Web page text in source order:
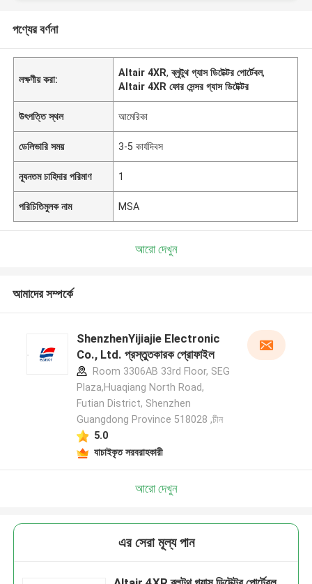
পণ্যের বর্ণনা
লক্ষণীয় করা:
Altair 4XR,ব্লুটুথ গ্যাস ডিটেক্টর পোর্টেবল,
Altair 4XR ফোর সেন্সর গ্যাস ডিটেক্টর
উৎপত্তি স্থল আমেরিকা
ডেলিভারি সময় 3-5 কার্যদিবস
ন্যূনতম চাহিদার পরিমাণ 1
পরিচিতিমুলক নাম MSA
আরো দেখুন
আমাদের সম্পর্কে
ShenzhenYijiajie Electronic
Co., Ltd. প্রস্তুতকারক প্রোফাইল
Room 3306AB 33rd Floor, SEG
Plaza,Huaqiang North Road,
Futian District, Shenzhen
Guangdong Province 518028 ,চীন
5.0
যাচাইকৃত সরবরাহকারী
আরো দেখুন
এর সেরা মূল্য পান